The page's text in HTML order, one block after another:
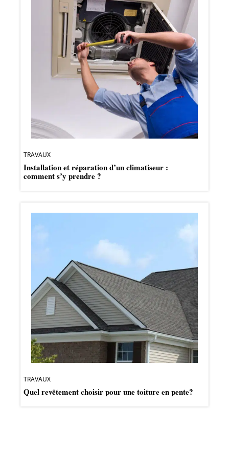
TRAVAUX
Installation et réparation d’un climatiseur :
comment s’y prendre ?
TRAVAUX
Quel revêtement choisir pour une toiture en pente?